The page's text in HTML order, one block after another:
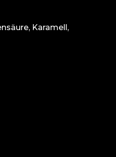
Karamell,